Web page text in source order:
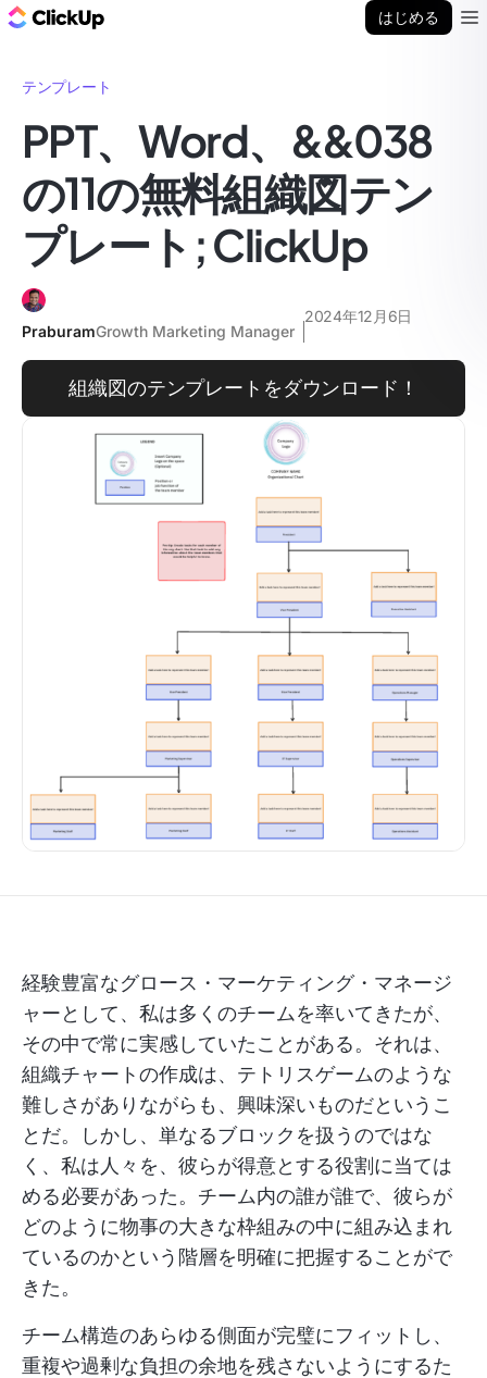
はじめる
テンプレート
PPT、Word、&&038
の11の無料組織図テン
プレート; ClickUp
PraburamGrowth Marketing Manager
2024年12月6日
組織図のテンプレートをダウンロード！
経験豊富なグロース・マーケティング・マネージ
ャーとして、私は多くのチームを率いてきたが、
その中で常に実感していたことがある。それは、
組織チャートの作成は、テトリスゲームのような
難しさがありながらも、興味深いものだというこ
とだ。しかし、単なるブロックを扱うのではな
く、私は人々を、彼らが得意とする役割に当ては
める必要があった。チーム内の誰が誰で、彼らが
どのように物事の大きな枠組みの中に組み込まれ
ているのかという階層を明確に把握することがで
きた。
チーム構造のあらゆる側面が完璧にフィットし、
重複や過剰な負担の余地を残さないようにするた